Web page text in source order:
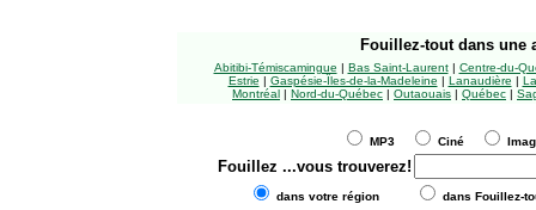
Fouillez-tout dans une
Abitibi-Témiscamingue | Bas Saint-Laurent| Centre-du-
Estrie | Gaspésie-Îles-de-la-Madeleine | Lanaudière |
Montréal | Nord-du-Québec | Outaouais | Québec |
MP3 Ciné
Fouillez ...vous trouverez!
dans votre région dans Fouillez-